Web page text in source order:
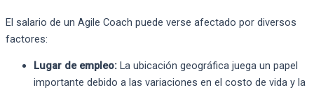
El salario de un Agile Coach puede verse afectado por diversos
factores:
Lugar de empleo: La ubicación geográfica juega un papel
importante debido a las variaciones en el costo de vida y la